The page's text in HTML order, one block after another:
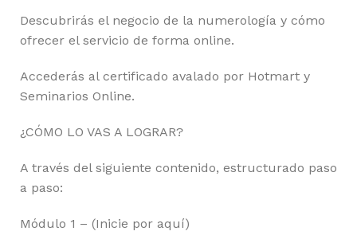
Descubrirás el negocio de la numerología y cómo
ofrecer el servicio de forma online.
Accederás al certificado avalado por Hotmart y
Seminarios Online.
¿CÓMO LO VAS A LOGRAR?
A través del siguiente contenido, estructurado paso
a paso:
Módulo 1 – (Inicie por aquí)